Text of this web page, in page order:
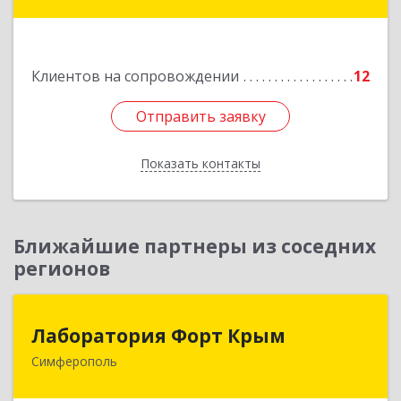
Клиентов на сопровождении 12
Отправить заявку
Показать контакты
Отправить заявку
Назад
Ближайшие партнеры из соседних
регионов
Лаборатория Форт Крым
Симферополь
295034, Крым Респ, Симферополь г, Киевская